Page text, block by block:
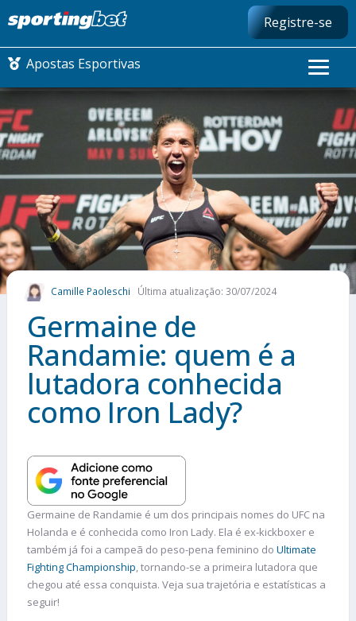
Registre-se
Apostas Esportivas
CONMEBOL LIBERTADORES
FUTEBOL NACIONAL
FUTEBOL INTERNACIONAL
COMO APOSTAR
MAIS ESPORTES
Camille Paoleschi Última atualização: 30/07/2024
Germaine de
Randamie: quem é a
lutadora conhecida
como Iron Lady?
Germaine de Randamie é um dos principais nomes do UFC na
Holanda e é conhecida como Iron Lady. Ela é ex-kickboxer e
também já foi a campeã do peso-pena feminino do Ultimate
Fighting Championship, tornando-se a primeira lutadora que
chegou até essa conquista. Veja sua trajetória e estatísticas a
seguir!